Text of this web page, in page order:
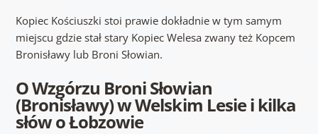
Kopiec Kościuszki stoi prawie dokładnie w tym samym
miejscu gdzie stał stary Kopiec Welesa zwany też Kopcem
Bronisławy lub Broni Słowian.
O Wzgórzu Broni Słowian
(Bronisławy) w Welskim Lesie i kilka
słów o Łobzowie